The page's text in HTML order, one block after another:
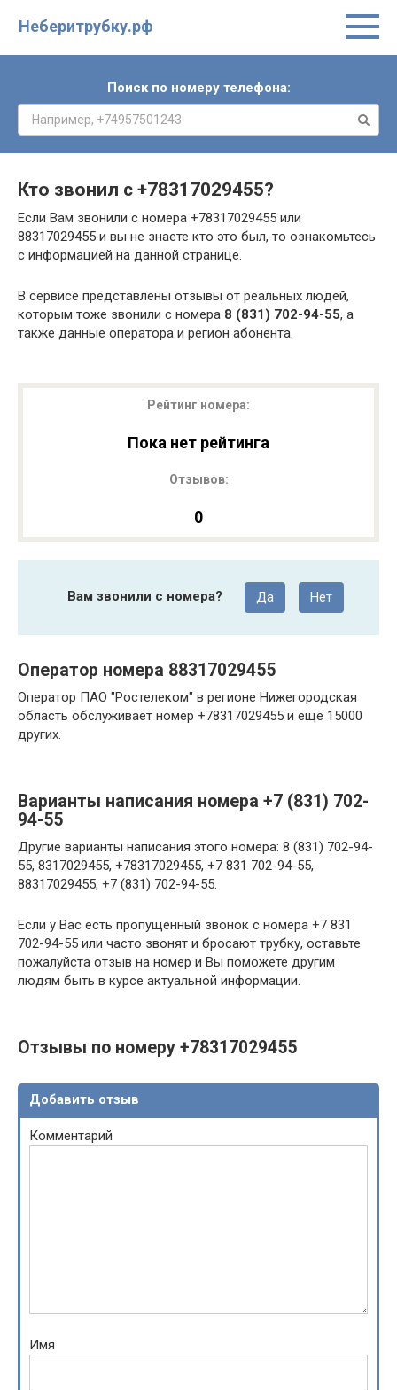
Неберитрубку.рф
Поиск по номеру телефона:
Кто звонил с +78317029455?
Если Вам звонили с номера +78317029455 или
88317029455 и вы не знаете кто это был, то ознакомьтесь
с информацией на данной странице.
В сервисе представлены отзывы от реальных людей,
которым тоже звонили с номера 8 (831) 702-94-55, а
также данные оператора и регион абонента.
Рейтинг номера:
Пока нет рейтинга
Отзывов:
0
Вам звонили с номера? Да Нет
Оператор номера 88317029455
Оператор ПАО "Ростелеком" в регионе Нижегородская
область обслуживает номер +78317029455 и еще 15000
других.
Варианты написания номера +7 (831) 702-
94-55
Другие варианты написания этого номера: 8 (831) 702-94-
55, 8317029455, +78317029455, +7 831 702-94-55,
88317029455, +7 (831) 702-94-55.
Если у Вас есть пропущенный звонок с номера +7 831
702-94-55 или часто звонят и бросают трубку, оставьте
пожалуйста отзыв на номер и Вы поможете другим
людям быть в курсе актуальной информации.
Отзывы по номеру +78317029455
Добавить отзыв
Комментарий
Имя